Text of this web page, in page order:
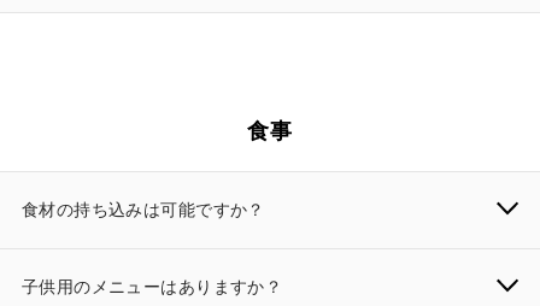
食事
食材の持ち込みは可能ですか？
子供用のメニューはありますか？